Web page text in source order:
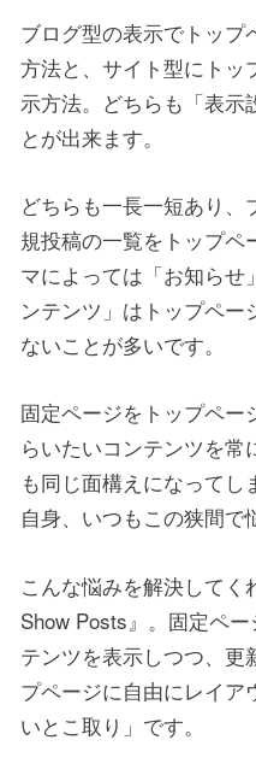
ブログ型の表示でトッ
方法と、サイト型にトッ
示方法。どちらも「表示
とが出来ます。
どちらも一長一短あり
規投稿の一覧をトップペ
マによっては「お知らせ
ンテンツ」はトップペー
ないことが多いです。
固定ページをトップペー
らいたいコンテンツを
も同じ面構えになって
自身、いつもこの狭間で
こんな悩みを解決して
Show Posts』。固定ペ
テンツを表示しつつ、更
プページに自由にレイア
いとこ取り」です。